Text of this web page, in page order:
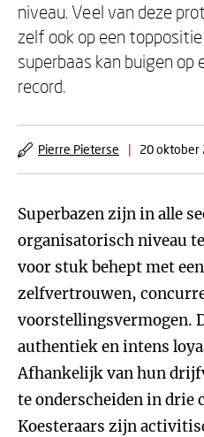
niveau. Veel van deze
zelf ook op een
superbaas kan buigen op
record.
Pierre Pieterse | 20 oktober
Superbazen zijn in alle
organisatorisch niveau
voor stuk behept met
zelfvertrouwen,
voorstellingsvermogen.
authentiek en intens
Afhankelijk van hun
te onderscheiden in drie
Koesteraars zijn